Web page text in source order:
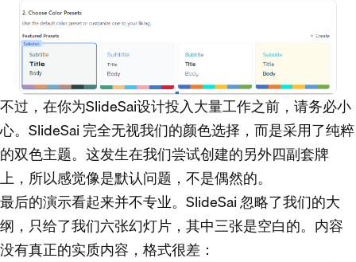
不过，在你为SlideSai设计投入大量工作之前，请务必小
心。SlideSai 完全无视我们的颜色选择，而是采用了纯粹
的双色主题。这发生在我们尝试创建的另外四副套牌
上，所以感觉像是默认问题，不是偶然的。
最后的演示看起来并不专业。SlideSai 忽略了我们的大
纲，只给了我们六张幻灯片，其中三张是空白的。内容
没有真正的实质内容，格式很差：